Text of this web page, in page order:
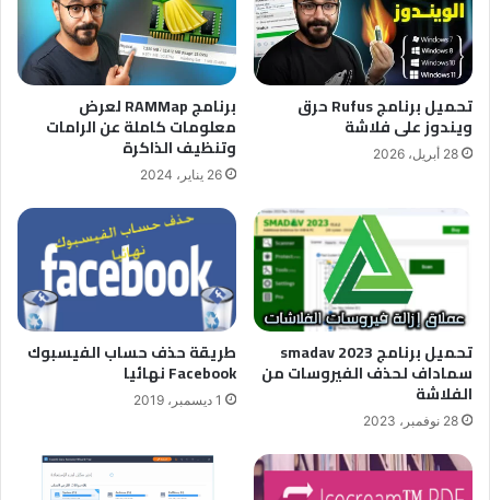
تحميل برنامج Rufus حرق
ويندوز على فلاشة
28 أبريل، 2026
برنامج RAMMap لعرض
معلومات كاملة عن الرامات
وتنظيف الذاكرة
26 يناير، 2024
تحميل برنامج smadav 2023
سماداف لحذف الفيروسات من
الفلاشة
28 نوفمبر، 2023
طريقة حذف حساب الفيسبوك
Facebook نهائيا
1 ديسمبر، 2019